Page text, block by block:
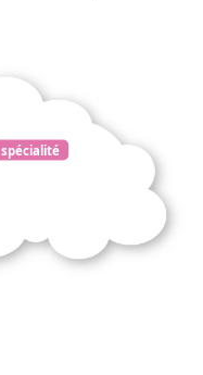
spécialité